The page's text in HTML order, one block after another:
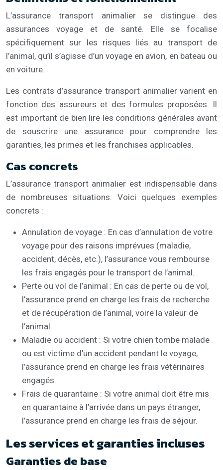
L’assurance transport animalier se distingue des
assurances voyage et de santé. Elle se focalise
spécifiquement sur les risques liés au transport de
l’animal, qu’il s’agisse d’un voyage en avion, en bateau ou
en voiture.
Les contrats d’assurance transport animalier varient en
fonction des assureurs et des formules proposées. Il
est important de bien lire les conditions générales avant
de souscrire une assurance pour comprendre les
garanties, les primes et les franchises applicables.
Cas concrets
L’assurance transport animalier est indispensable dans
de nombreuses situations. Voici quelques exemples
concrets :
Annulation de voyage : En cas d’annulation de votre
voyage pour des raisons imprévues (maladie,
accident, décès, etc.), l’assurance vous rembourse
les frais engagés pour le transport de l’animal.
Perte ou vol de l’animal : En cas de perte ou de vol,
l’assurance prend en charge les frais de recherche
et de récupération de l’animal, voire la valeur de
l’animal.
Maladie ou accident : Si votre chien tombe malade
ou est victime d’un accident pendant le voyage,
l’assurance prend en charge les frais vétérinaires
engagés.
Frais de quarantaine : Si votre animal doit être mis
en quarantaine à l’arrivée dans un pays étranger,
l’assurance prend en charge les frais de séjour.
Les services et garanties incluses
Garanties de base